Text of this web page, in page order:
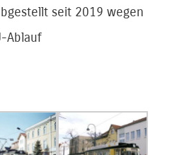
seit 2019 wegen
Ablauf